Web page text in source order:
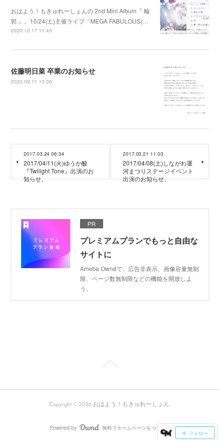
おはよう！もきゅれーしょんの 2nd Mini Album『 輪
郭 』。10/24(土)主催ライブ「MEGA FABULOUS(…
2020.10.17 11:45
佐藤明日菜 卒業のお知らせ
2020.09.11 13:30
2017.03.24 06:34
2017/04/11(火)ゆうか酸
『Twilight Tone』出演のお
知らせ。
2017.03.21 11:03
2017/04/08(土)しながわ運
河まつりステージイベント
出演のお知らせ。
PR
プレミアムプランでもっと自由な
サイトに
Ameba Owndで、広告非表示、画像容量無制
限、ページ数無制限などの機能を開放しよ
う。
フォロー
Copyright © 2026 おはよう！もきゅれーしょん.
Powered by AmebaOwnd
無料でホームページをつくろう